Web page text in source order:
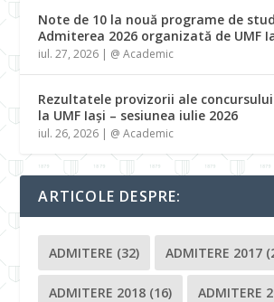
Note de 10 la nouă programe de
Admiterea 2026 organizată de UMF
iul. 27, 2026 | @ Academic
Rezultatele provizorii ale
la UMF Iași – sesiunea iulie 2026
iul. 26, 2026 | @ Academic
ARTICOLE DESPRE:
ADMITERE (32) ADMITERE 2017
ADMITERE 2018 (16) ADMITERE